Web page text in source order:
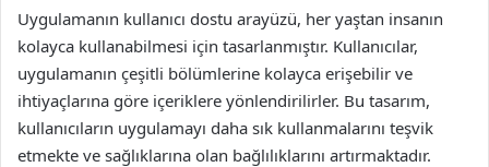
Uygulamanın kullanıcı dostu arayüzü, her yaştan insanın
kolayca kullanabilmesi için tasarlanmıştır. Kullanıcılar,
uygulamanın çeşitli bölümlerine kolayca erişebilir ve
ihtiyaçlarına göre içeriklere yönlendirilirler. Bu tasarım,
kullanıcıların uygulamayı daha sık kullanmalarını teşvik
etmekte ve sağlıklarına olan bağlılıklarını artırmaktadır.